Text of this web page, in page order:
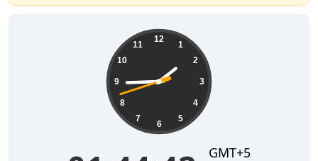
12
1
2
3
4
5
6
7
8
9
10
11
GMT+5